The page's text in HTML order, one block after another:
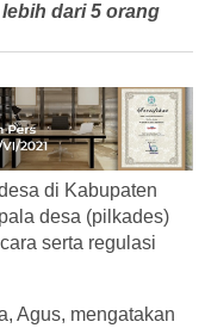
dari 5 orang
di Kabupaten
desa (pilkades)
serta regulasi
Agus, mengatakan